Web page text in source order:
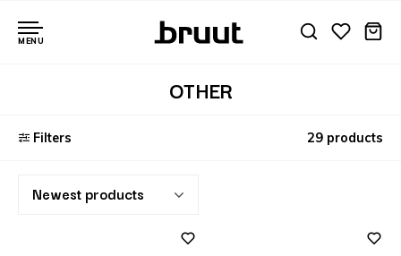
MENU
OTHER
Filters 29 products
Newest products